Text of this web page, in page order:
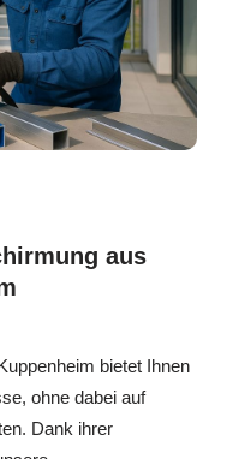
aus
bietet Ihnen
ohne dabei auf
Dank ihrer